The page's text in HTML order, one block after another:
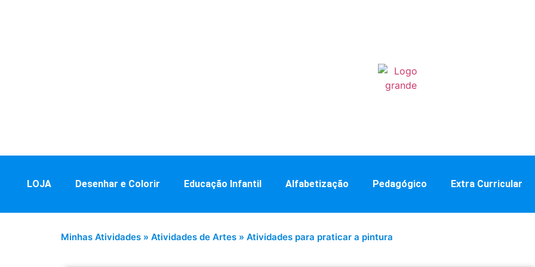
LOJA Desenhar e Colorir Educação Infantil Alfabetização Pedagógico Extra Curricular
Minhas Atividades » Atividades de Artes » Atividades para praticar a pintura